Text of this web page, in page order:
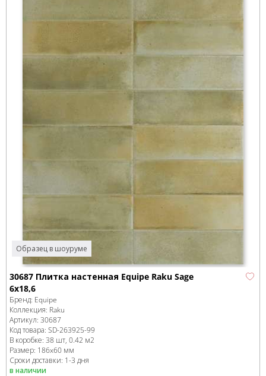
Образец в шоуруме
30687 Плитка настенная Equipe Raku Sage
6x18,6
Бренд: Equipe
Коллекция: Raku
Артикул: 30687
Код товара: SD-263925-99
В коробке: 38 шт, 0.42 м2
Размер: 186x60 мм
Сроки доставки: 1-3 дня
в наличии